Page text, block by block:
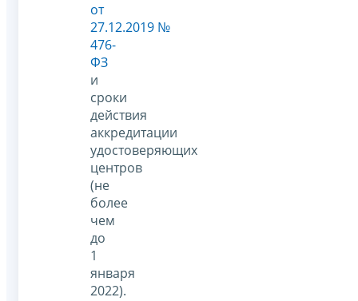
от
27.12.2019 №
476-
ФЗ
и
сроки
действия
аккредитации
удостоверяющих
центров
(не
более
чем
до
1
января
2022).